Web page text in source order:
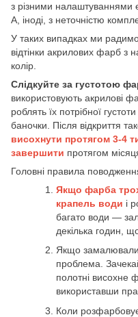
з різними налаштуваннями
А, іноді, з неточністю
У таких випадках ми радимо
відтінки акрилових фарб з
колір.
Слідкуйте за густотою
використовують акрилові
роблять їх потрібної
баночки. Після відкриття
висохнути протягом 3-4
завершити протягом
Головні правила
Якщо фарба
крапель води і
багато води —
декілька годин,
Якщо
проблема.
полотні висохне
використавши
Коли